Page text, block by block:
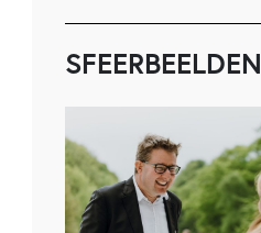
SFEERBEELDEN